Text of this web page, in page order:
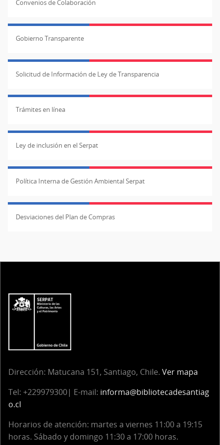
Convenios de Colaboración
Gobierno Transparente
Solicitud de Información de Ley de Transparencia
Trámites en línea
Ley de inclusión en el Serpat
Política Interna de Gestión Ambiental Serpat
Desviaciones del Plan de Compras
Dirección: Matucana 151, Santiago, Chile. Ver mapa
Tel: +229979300| E-mail: informa@bibliotecadesantiag
o.cl
Horarios de atención: martes a viernes 11:00 a 19:15
horas. Sábado y domingo 11:30 a 17:00 horas.